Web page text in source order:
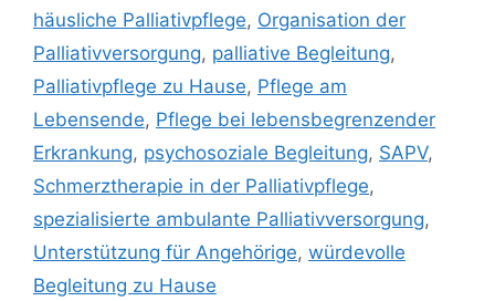
häusliche Palliativpflege, Organisation der
Palliativversorgung, palliative Begleitung,
Palliativpflege zu Hause, Pflege am
Lebensende, Pflege bei lebensbegrenzender
Erkrankung, psychosoziale Begleitung, SAPV,
Schmerztherapie in der Palliativpflege,
spezialisierte ambulante Palliativversorgung,
Unterstützung für Angehörige, würdevolle
Begleitung zu Hause